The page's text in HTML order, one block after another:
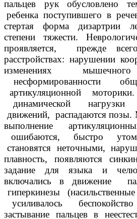
пальцев рук обусловлено
ребенка поступившего в
стертая форма дизартрии
степени тяжести.
проявляется, прежде
расстройствах: нарушении
изменениях
несформированности
артикуляционной
динамической нагрузки
движений, распадаются
выполнение
ошибаются, быстро
становятся неточными,
плавность, появляются
задание для языка и
включались в движение
гиперкинезы
усиливалось беспокойство
застывание пальцев в